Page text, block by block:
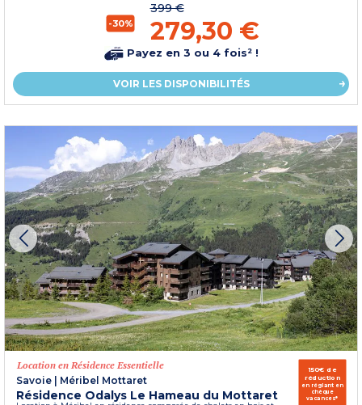
-30%
399 €
279,30 €
Payez en 3 ou 4 fois² !
VOIR LES DISPONIBILITÉS
Location en Résidence Essentielle
Savoie
Méribel Mottaret
Résidence Odalys Le Hameau du Mottaret
150€ de
réduction
en réglant en
chèque
vacances*